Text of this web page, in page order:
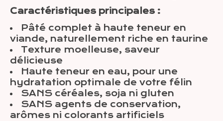
Caractéristiques principales :
Pâté complet à haute teneur en
viande, naturellement riche en taurine
Texture moelleuse, saveur
délicieuse
Haute teneur en eau, pour une
hydratation optimale de votre félin
SANS céréales, soja ni gluten
SANS agents de conservation,
arômes ni colorants artificiels